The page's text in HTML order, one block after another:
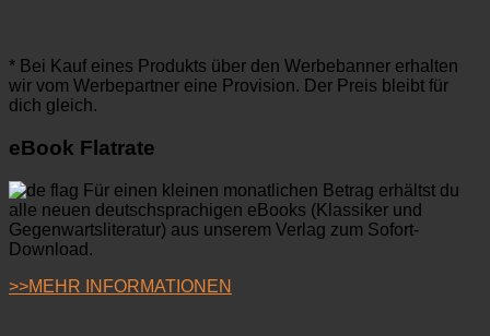
* Bei Kauf eines Produkts über den Werbebanner erhalten
wir vom Werbepartner eine Provision. Der Preis bleibt für
dich gleich.
eBook Flatrate
Für einen kleinen monatlichen Betrag erhältst du
alle neuen deutschsprachigen eBooks (Klassiker und
Gegenwartsliteratur) aus unserem Verlag zum Sofort-
Download.
>>MEHR INFORMATIONEN